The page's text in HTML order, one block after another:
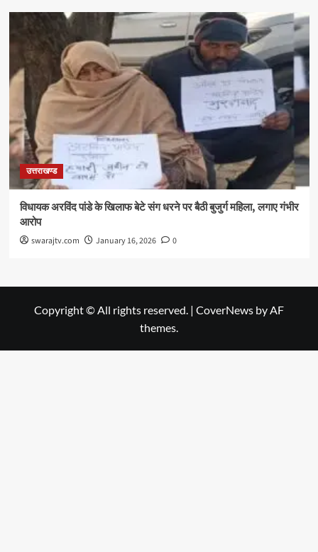
उत्तराखण्ड
विधायक अरविंद पांडे के खिलाफ बेटे संग धरने पर बैठी बुजुर्ग महिला, लगाए गंभीर
आरोप
swarajtv.com January 16, 2026 0
Copyright © All rights reserved. | CoverNews by AF
themes.